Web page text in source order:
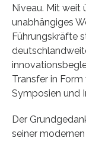
Niveau. Mit weit
unabhängiges
Führungskräfte
Transfer in
Symposien und
Der
seiner